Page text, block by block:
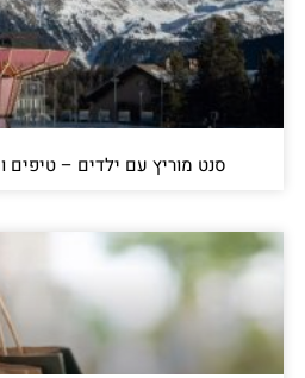
סנט מוריץ עם ילדים –